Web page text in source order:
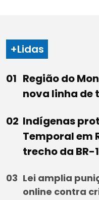
+Lidas
Região do
nova linha de
Indígenas
Temporal em
trecho da BR-
Lei amplia
online contra